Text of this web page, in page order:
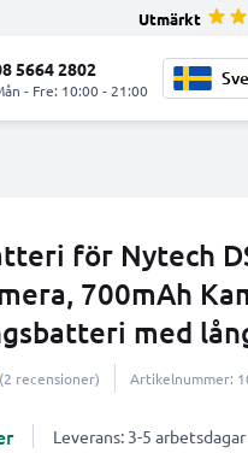
Utmärkt
5664 2802
- Fre: 10:00 - 21:00
för Nytech
700mAh
med
(2 recensioner) Artikelnummer:
Leverans: 3-5 arbetsdagar